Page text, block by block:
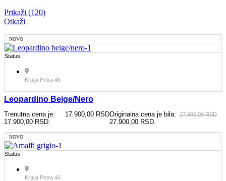
Prikaži (120)
Otkaži
NOVO
Status
Kralja Petra 46
Leopardino Beige/nero
27.900,00RSD
Originalna cena je bila:
27.900,00 RSD.
17.900,00 RSD
Trenutna cena je:
17.900,00 RSD.
NOVO
Status
Kralja Petra 46